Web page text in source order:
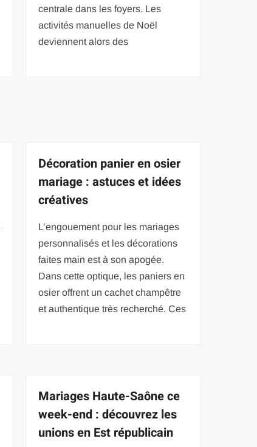
centrale dans les foyers. Les
activités manuelles de Noël
deviennent alors des
Décoration panier en osier
mariage : astuces et idées
créatives
L’engouement pour les mariages
personnalisés et les décorations
faites main est à son apogée.
Dans cette optique, les paniers en
osier offrent un cachet champêtre
et authentique très recherché. Ces
Mariages Haute-Saône ce
week-end : découvrez les
unions en Est républicain